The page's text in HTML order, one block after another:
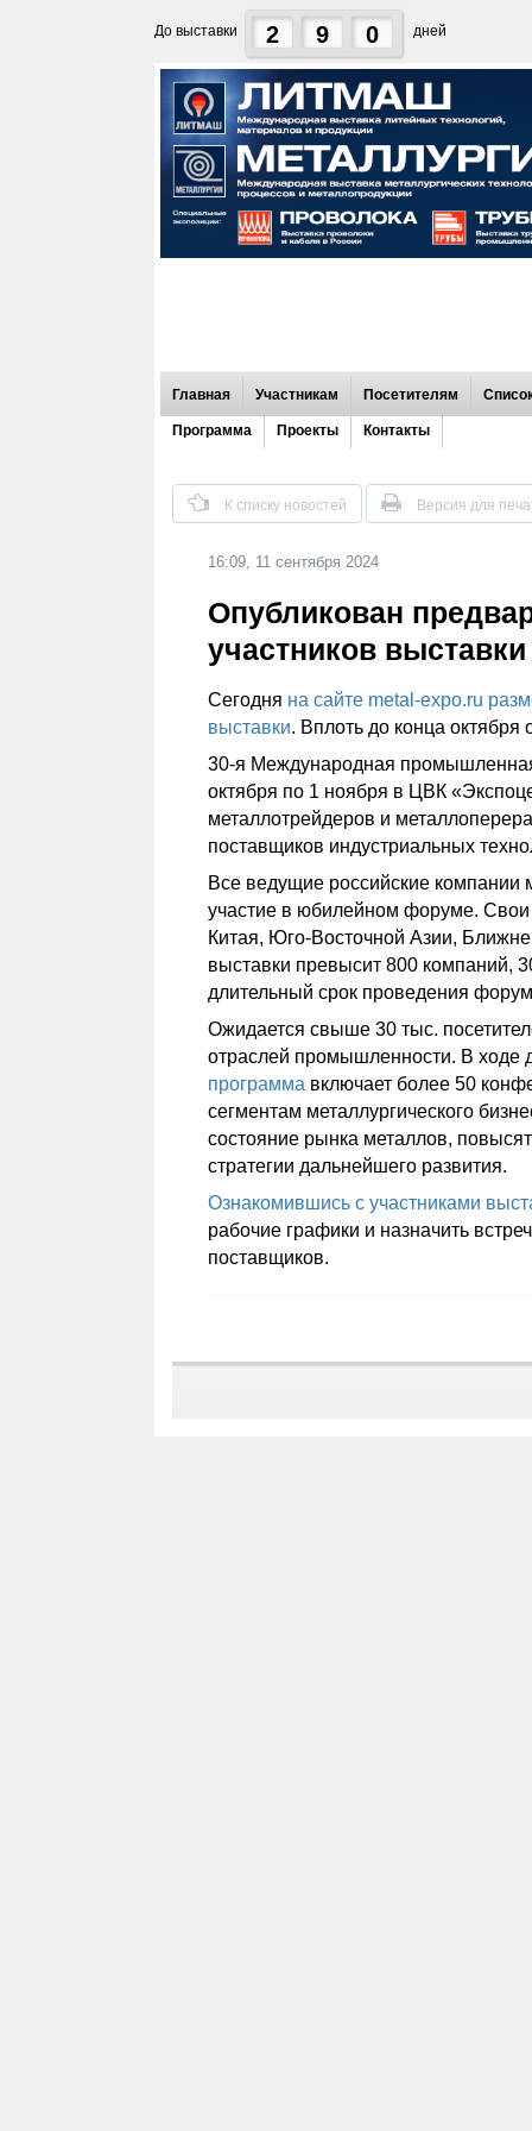
До выставки 2 9 0 дней
Главная Участникам Посетителям
Программа Проекты Контакты
К списку новостей Версия для
16:09, 11 сентября 2024
Опубликован
участников
Сегодня на сайте metal-expo.ru
выставки. Вплоть до конца октября
30-я Международная
октября по 1 ноября в ЦВК
металлотрейдеров и
поставщиков индустриальных
Все ведущие российские компании
участие в юбилейном форуме. Свои
Китая, Юго-Восточной Азии,
выставки превысит 800 компаний,
длительный срок проведения
Ожидается свыше 30 тыс.
отраслей промышленности. В ходе
программа включает более 50
сегментам металлургического
состояние рынка металлов,
стратегии дальнейшего развития.
Ознакомившись с участниками
рабочие графики и назначить
поставщиков.